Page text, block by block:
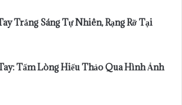
Trắng Sáng Tự Nhiên, Rạng Rỡ Tại
Tấm Lòng Hiếu Thảo Qua Hình Ảnh